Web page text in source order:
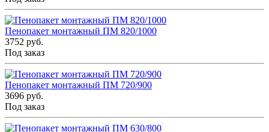
Пенопакет монтажный ПМ 820/1000
3752 руб.
Под заказ
Пенопакет монтажный ПМ 720/900
3696 руб.
Под заказ